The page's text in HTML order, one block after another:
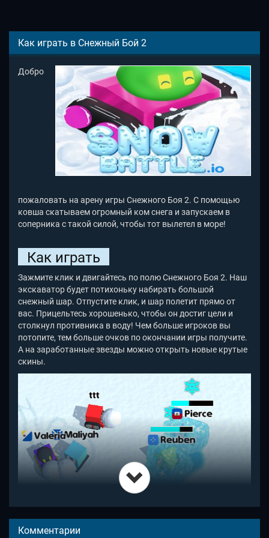
Как играть в Снежный Бой 2
Добро
пожаловать на арену игры Снежного Боя 2. С помощью
ковша скатываем огромный ком снега и запускаем в
соперника с такой силой, чтобы тот вылетел в море!
Как играть
Зажмите клик и двигайтесь по полю Снежного Боя 2. Наш
экскаватор будет потихоньку набирать большой
снежный шар. Отпустите клик, и шар полетит прямо от
вас. Прицельтесь хорошенько, чтобы он достиг цели и
столкнул противника в воду! Чем больше игроков вы
потопите, тем больше очков по окончании игры получите.
А на заработанные звезды можно открыть новые крутые
скины.
Опасайтесь наступать в лужу. Эти два игрока попали в
ледяной капкан и тут же стали легкой добычей. Время
Комментарии